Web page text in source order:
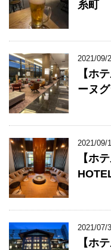
糸町
2021/09/
【ホ
ーヌ
2021/09/
【ホ
2021/07/
【ホ